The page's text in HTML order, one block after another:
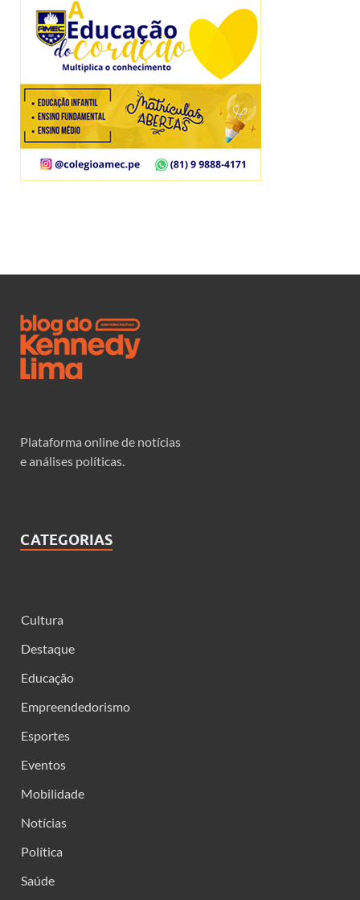
Plataforma online de notícias
e análises políticas.
CATEGORIAS
Cultura
Destaque
Educação
Empreendedorismo
Esportes
Eventos
Mobilidade
Notícias
Política
Saúde